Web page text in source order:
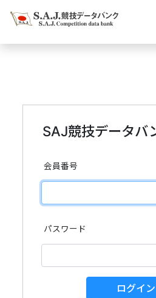
SAJ競技データバ
会員番号
パスワード
ログイン